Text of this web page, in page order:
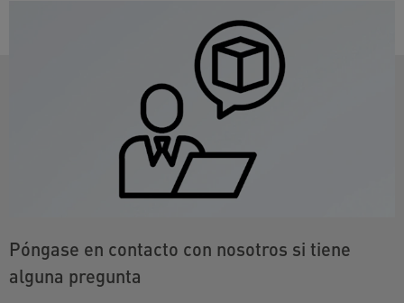
Póngase en contacto con nosotros si tiene
alguna pregunta